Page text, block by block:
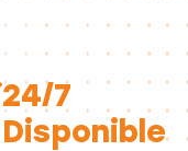
24/7
Disponible